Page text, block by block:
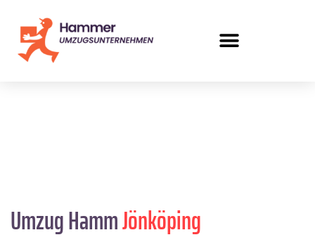
Umzug HammJönköping